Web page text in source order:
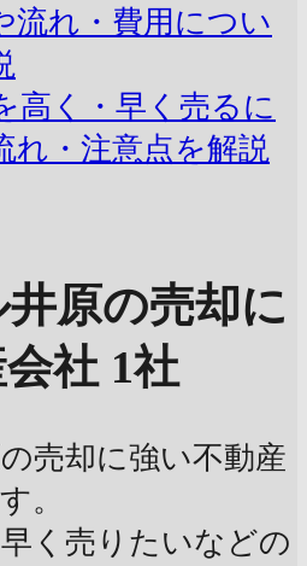
流れ・費用につい
高く・早く売るに
れ・注意点を解説
原の売却に
社 1社
売却に強い不動産
。
く売りたいなどの